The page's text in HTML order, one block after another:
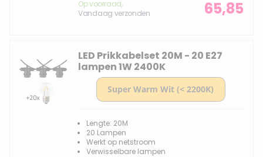
Op voorraad,
Vandaag verzonden
65,85
LED Prikkabelset 20M - 20 E27
lampen 1W 2400K
Lengte: 20M
20 Lampen
Werkt op netstroom
Verwisselbare lampen